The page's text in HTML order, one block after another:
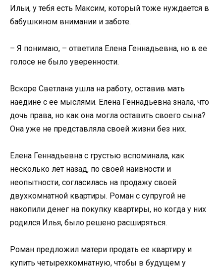
Ильи, у тебя есть Максим, который тоже нуждается в
бабушкином внимании и заботе.
– Я понимаю, – ответила Елена Геннадьевна, но в ее
голосе не было уверенности.
Вскоре Светлана ушла на работу, оставив мать
наедине с ее мыслями. Елена Геннадьевна знала, что
дочь права, но как она могла оставить своего сына?
Она уже не представляла своей жизни без них.
Елена Геннадьевна с грустью вспоминала, как
несколько лет назад, по своей наивности и
неопытности, согласилась на продажу своей
двухкомнатной квартиры. Роман с супругой не
накопили денег на покупку квартиры, но когда у них
родился Илья, было решено расширяться.
Роман предложил матери продать ее квартиру и
купить четырехкомнатную, чтобы в будущем у